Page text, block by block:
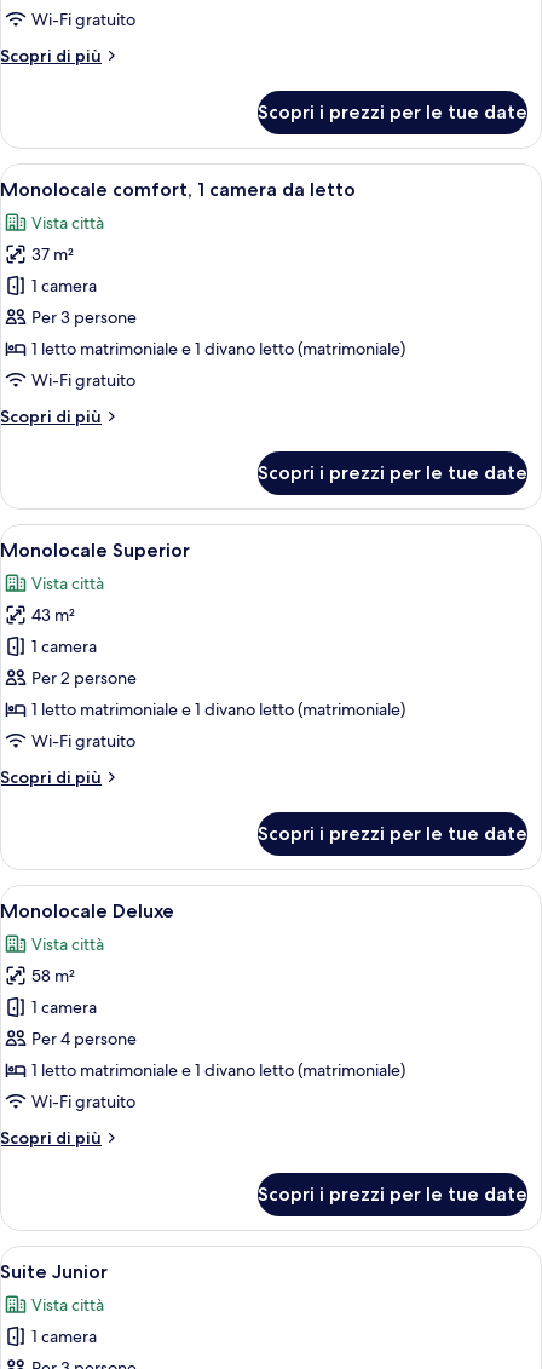
Wi-Fi gratuito
Scopri di più
Altri
Standard
Scopri i prezzi per le tue date
Apri
tutte
le
foto
per
Monolocale
comfort,
1
camera
da
Un soggiorno moderno con un
9
Monolocale comfort, 1 camera da letto
Vista città
37 m²
1 camera
Per 3 persone
1 letto matrimoniale e 1 divano letto (matrimoniale)
Wi-Fi gratuito
Scopri di più
Altri
comfort,
camera
letto
Scopri i prezzi per le tue date
Apri
tutte
le
foto
per
Monolocale
Superior
Un interno moderno con una zona
6
Monolocale Superior
Vista città
43 m²
1 camera
Per 2 persone
1 letto matrimoniale e 1 divano letto (matrimoniale)
Wi-Fi gratuito
Scopri di più
Altri
Superior
Scopri i prezzi per le tue date
Apri
tutte
le
foto
per
Monolocale
Deluxe
Un soggiorno moderno con una
7
Monolocale Deluxe
Vista città
58 m²
1 camera
Per 4 persone
1 letto matrimoniale e 1 divano letto (matrimoniale)
Wi-Fi gratuito
Scopri di più
Altri
Deluxe
Scopri i prezzi per le tue date
Apri
tutte
le
foto
Una camera d'albergo moderna
10
Suite Junior
Vista città
1 camera